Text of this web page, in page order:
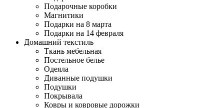
Подарочные коробки
Магнитики
Подарки на 8 марта
Подарки на 14 февраля
Домашний текстиль
Ткань мебельная
Постельное белье
Одеяла
Диванные подушки
Подушки
Покрывала
Ковры и ковровые дорожки